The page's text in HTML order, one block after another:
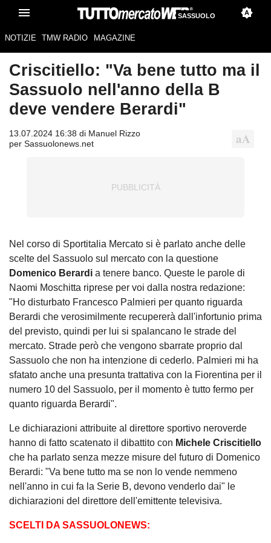
SASSUOLO
NOTIZIE TMW RADIO MAGAZINE
Criscitiello: "Va bene tutto ma il
Sassuolo nell'anno della B
deve vendere Berardi"
13.07.2024 16:38 di Manuel Rizzo
per Sassuolonews.net
Nel corso di Sportitalia Mercato si è parlato anche delle
scelte del Sassuolo sul mercato con la questione
Domenico Berardi a tenere banco. Queste le parole di
Naomi Moschitta riprese per voi dalla nostra redazione:
"Ho disturbato Francesco Palmieri per quanto riguarda
Berardi che verosimilmente recupererà dall'infortunio prima
del previsto, quindi per lui si spalancano le strade del
mercato. Strade però che vengono sbarrate proprio dal
Sassuolo che non ha intenzione di cederlo. Palmieri mi ha
sfatato anche una presunta trattativa con la Fiorentina per il
numero 10 del Sassuolo, per il momento è tutto fermo per
quanto riguarda Berardi".
Le dichiarazioni attribuite al direttore sportivo neroverde
hanno di fatto scatenato il dibattito con Michele Criscitiello
che ha parlato senza mezze misure del futuro di Domenico
Berardi: "Va bene tutto ma se non lo vende nemmeno
nell'anno in cui fa la Serie B, devono venderlo dai" le
dichiarazioni del direttore dell'emittente televisiva.
SCELTI DA SASSUOLONEWS: